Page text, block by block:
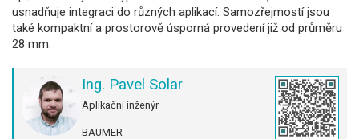
usnadňuje integraci do různých aplikací. Samozřejmostí jsou
také kompaktní a prostorově úsporná provedení již od průměru
28 mm.
Ing. Pavel Solar
Aplikační inženýr
BAUMER